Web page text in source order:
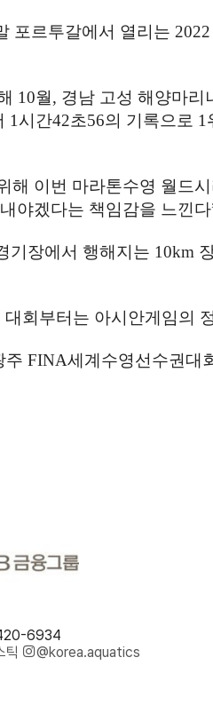
포르투갈에서 열리는
10월, 경남 고성 해양마리
1시간42초56의 기록으로 1
이번 마라톤수영 월드
야겠다는 책임감을 느낀다
기장에서 행해지는 10km
회부터는 아시안게임의
주 FINA세계수영선수권대
6934
틱
@korea.aquatics